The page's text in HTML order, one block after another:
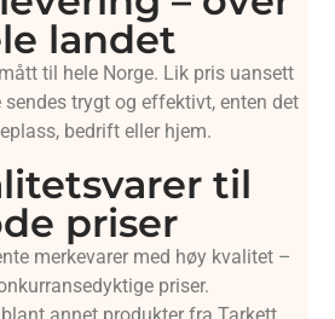
landet
til hele Norge. Lik pris uansett
sendes trygt og effektivt, enten det
bedrift eller hjem.
til
priser
merkevarer med høy kvalitet –
priser.